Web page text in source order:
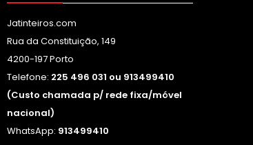
Jatinteiros.com
Rua da Constituição, 149
4200-197 Porto
Telefone: 225 496 031 ou 913499410
(Custo chamada p/ rede fixa/móvel
nacional)
WhatsApp: 913499410